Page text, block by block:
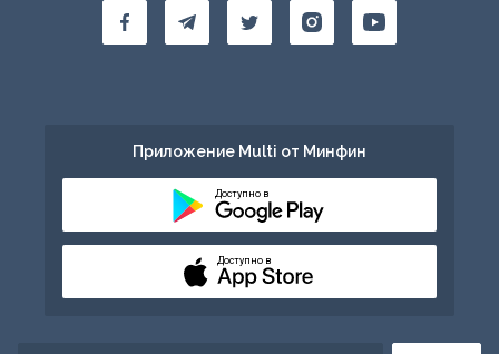
Приложение Multi от Минфин
Доступно в
Доступно в